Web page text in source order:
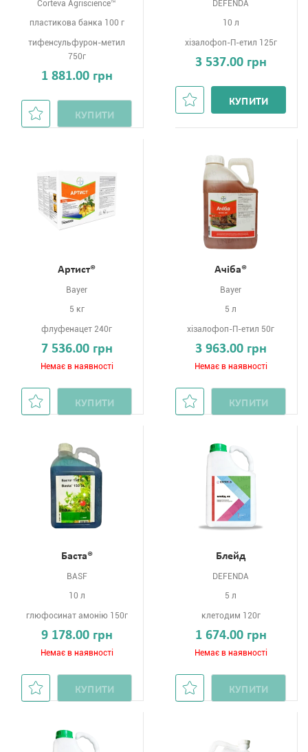
Corteva Agriscience™
пластикова банка 100 г
тифенсульфурон-метил
750г
1 881.00 грн
КУПИТИ
DEFENDA
10 л
хізалофоп-П-етил 125г
3 537.00 грн
КУПИТИ
Артист®
Bayer
5 кг
флуфенацет 240г
7 536.00 грн
Немає в наявності
КУПИТИ
Ачіба®
Bayer
5 л
хізалофоп-П-етил 50г
3 963.00 грн
Немає в наявності
КУПИТИ
Баста®
BASF
10 л
глюфосинат амонію 150г
9 178.00 грн
Немає в наявності
КУПИТИ
Блейд
DEFENDA
5 л
клетодим 120г
1 674.00 грн
Немає в наявності
КУПИТИ